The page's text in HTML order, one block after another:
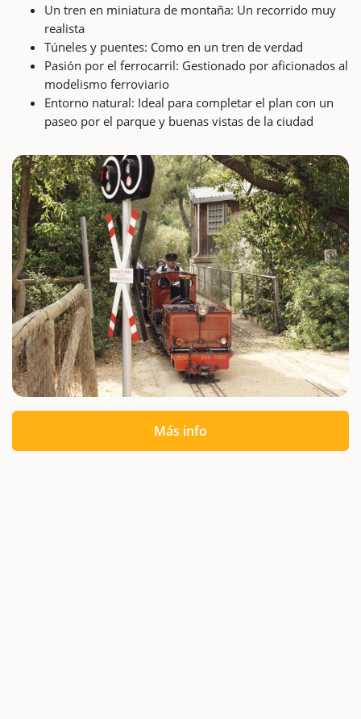
Un tren en miniatura de montaña: Un recorrido muy
realista
Túneles y puentes: Como en un tren de verdad
Pasión por el ferrocarril: Gestionado por aficionados al
modelismo ferroviario
Entorno natural: Ideal para completar el plan con un
paseo por el parque y buenas vistas de la ciudad
Más info